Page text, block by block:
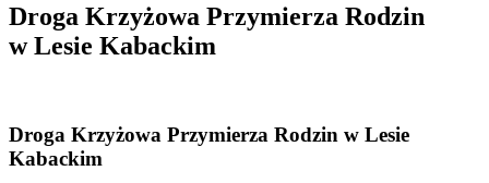
Droga Krzyżowa Przymierza Rodzin
w Lesie Kabackim
Droga Krzyżowa Przymierza Rodzin w Lesie
Kabackim